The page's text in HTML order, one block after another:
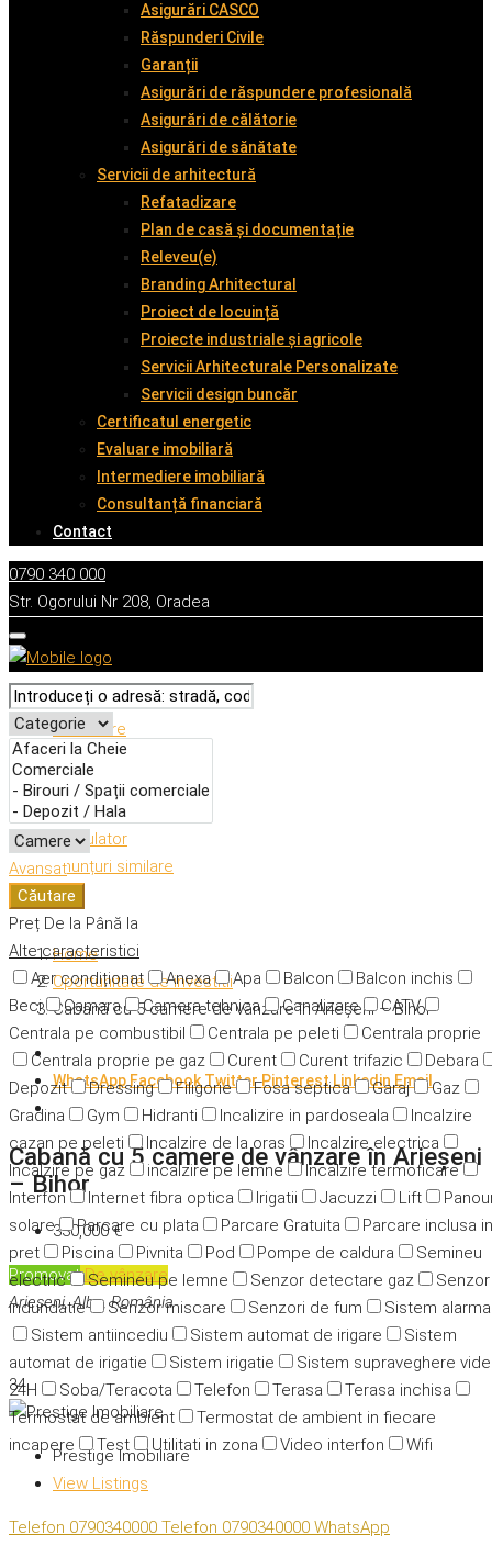
Asigurări CASCO
Răspunderi Civile
Garanții
Asigurări de răspundere profesională
Asigurări de călătorie
Asigurări de sănătate
Servicii de arhitectură
Refatadizare
Plan de casă și documentație
Releveu(e)
Branding Arhitectural
Proiect de locuință
Proiecte industriale și agricole
Servicii Arhitecturale Personalizate
Servicii design buncăr
Certificatul energetic
Evaluare imobiliară
Intermediere imobiliară
Consultanță financiară
Contact
0790 340 000
Str. Ogorului Nr 208, Oradea
Avansat
Căutare
Preț De la Până la
Alte caracteristici
Aer condiționat
Anexa Apa Balcon
Balcon inchis
Beci
Camara Camera tehnica Canalizare
CATV
Centrala pe combustibil
Centrala pe peleti
Centrala proprie
Centrala proprie pe gaz
Curent Curent trifazic
Debara
Depozit
Dressing Filigorie Fosa septica Garaj
Gaz
Gradina
Gym Hidranti Incalizire in pardoseala
Incalzire
cazan pe peleti
Incalzire de la oras
Incalzire electrica
Incalzire pe gaz
incalzire pe lemne
Incalzire termoficare
Interfon
Internet fibra optica Irigatii Jacuzzi Lift
solare
Parcare cu plata Parcare Gratuita
Parcare inclusa in
pret
Piscina Pivnita Pod Pompe de caldura
Semineu
electric
Semineu pe lemne Senzor detectare gaz
Senzor
indundatie
Senzor miscare Senzori de fum
Sistem alarma
Sistem antiincediu
Sistem automat de irigare
Sistem
automat de irigatie
Sistem irigatie
Sistem supraveghere
24H
Soba/Teracota Telefon Terasa
Terasa inchisa
Termostat de ambient
Termostat de ambient in fiecare
incapere
Test Utilitati in zona Video interfon Wifi
Descriere
Caracteristici
Adresă
Detalii
Calculator
Anunțuri similare
Home
Oportunitate de investitii
Cabană cu 5 camere de vânzare în Arieșeni – Bihor
WhatsApp Facebook TwitterPinterest Linkedin Email
Cabană cu 5 camere de vânzare în Arieșeni
– Bihor
330,000 €
PromovatDe vânzare
Arieșeni, Alba, România
34
Prestige Imobiliare
View Listings
Telefon 0790340000 Telefon 0790340000 WhatsApp